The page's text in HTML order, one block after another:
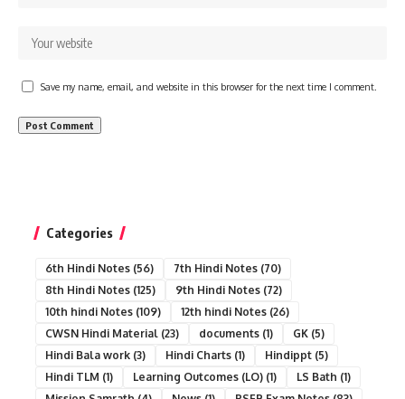
Save my name, email, and website in this browser for the next time I comment.
Categories
6th Hindi Notes (56) 7th Hindi Notes (70)
8th Hindi Notes (125) 9th Hindi Notes (72)
10th hindi Notes (109) 12th hindi Notes (26)
CWSN Hindi Material (23) documents (1) GK (5)
Hindi Bala work (3) Hindi Charts (1) Hindippt (5)
Hindi TLM (1) Learning Outcomes (LO) (1) LS Bath (1)